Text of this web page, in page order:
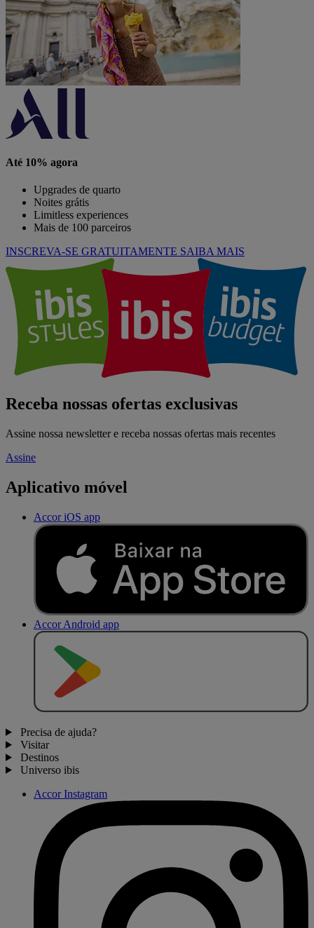
Até 10% agora
Upgrades de quarto
Noites grátis
Limitless experiences
Mais de 100 parceiros
INSCREVA-SE GRATUITAMENTE SAIBA MAIS
Receba nossas ofertas exclusivas
Assine nossa newsletter e receba nossas ofertas mais recentes
Assine
Aplicativo móvel
Accor iOS app
Accor Android app
Precisa de ajuda?
Visitar
Destinos
Universo ibis
Accor Instagram